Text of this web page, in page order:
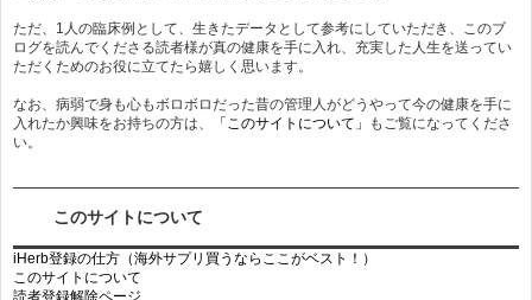
ただ、1人の臨床例として、生きたデータとして参考にしていただき、このブ
ログを読んでくださる読者様が真の健康を手に入れ、充実した人生を送ってい
ただくためのお役に立てたら嬉しく思います。
なお、病弱で身も心もボロボロだった昔の管理人がどうやって今の健康を手に
入れたか興味をお持ちの方は、
「このサイトについて」
もご覧になってくださ
い。
このサイトについて
iHerb登録の仕方（海外サプリ買うならここがベスト！）
このサイトについて
読者登録解除ページ